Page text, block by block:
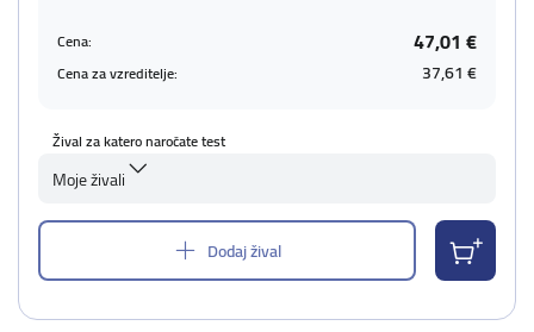
Cena: 47,01 €
Cena za vzreditelje: 37,61 €
Žival za katero naročate test
Moje živali
Dodaj žival